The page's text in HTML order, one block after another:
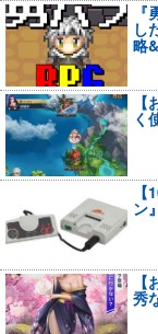
し
略
く
ン
秀